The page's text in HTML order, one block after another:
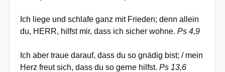
Ich liege und schlafe ganz mit Frieden; denn allein
du, HERR, hilfst mir, dass ich sicher wohne. Ps 4,9
Ich aber traue darauf, dass du so gnädig bist; / mein
Herz freut sich, dass du so gerne hilfst. Ps 13,6